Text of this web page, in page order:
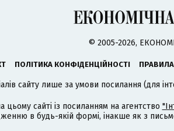
© 2005-2026,
ПОЛІТИКА КОНФІДЕНЦІЙНОСТІ
сайту лише за умови посилання (для
цьому сайті із посиланням на агентство
в будь-якій формі, інакше як з